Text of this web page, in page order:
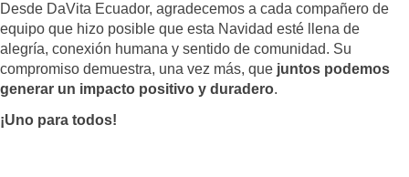
Desde DaVita Ecuador, agradecemos a cada compañero de
equipo que hizo posible que esta Navidad esté llena de
alegría, conexión humana y sentido de comunidad. Su
compromiso demuestra, una vez más, que juntos podemos
generar un impacto positivo y duradero.
¡Uno para todos!